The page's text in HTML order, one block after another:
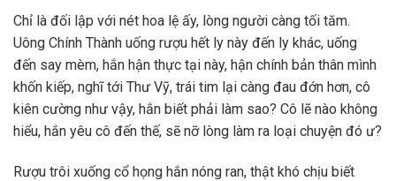
Chỉ là đối lập với nét hoa lệ ấy, lòng người càng tối tăm.
Uông Chính Thành uống rượu hết ly này đến ly khác, uống
đến say mèm, hắn hận thực tại này, hận chính bản thân mình
khốn kiếp, nghĩ tới Thư Vỹ, trái tim lại càng đau đớn hơn, cô
kiên cường như vậy, hắn biết phải làm sao? Cô lẽ nào không
hiểu, hắn yêu cô đến thế, sẽ nỡ lòng làm ra loại chuyện đó ư?
Rượu trôi xuống cổ họng hắn nóng ran, thật khó chịu biết